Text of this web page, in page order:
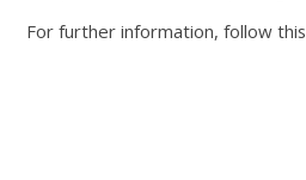
For further information, follow this